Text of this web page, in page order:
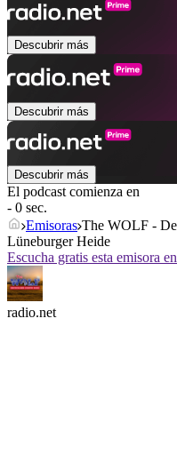
Descubrir más
Descubrir más
Descubrir más
El podcast comienza en
- 0 sec.
Emisoras The WOLF -
Lüneburger Heide
Escucha gratis esta emisora
radio.net